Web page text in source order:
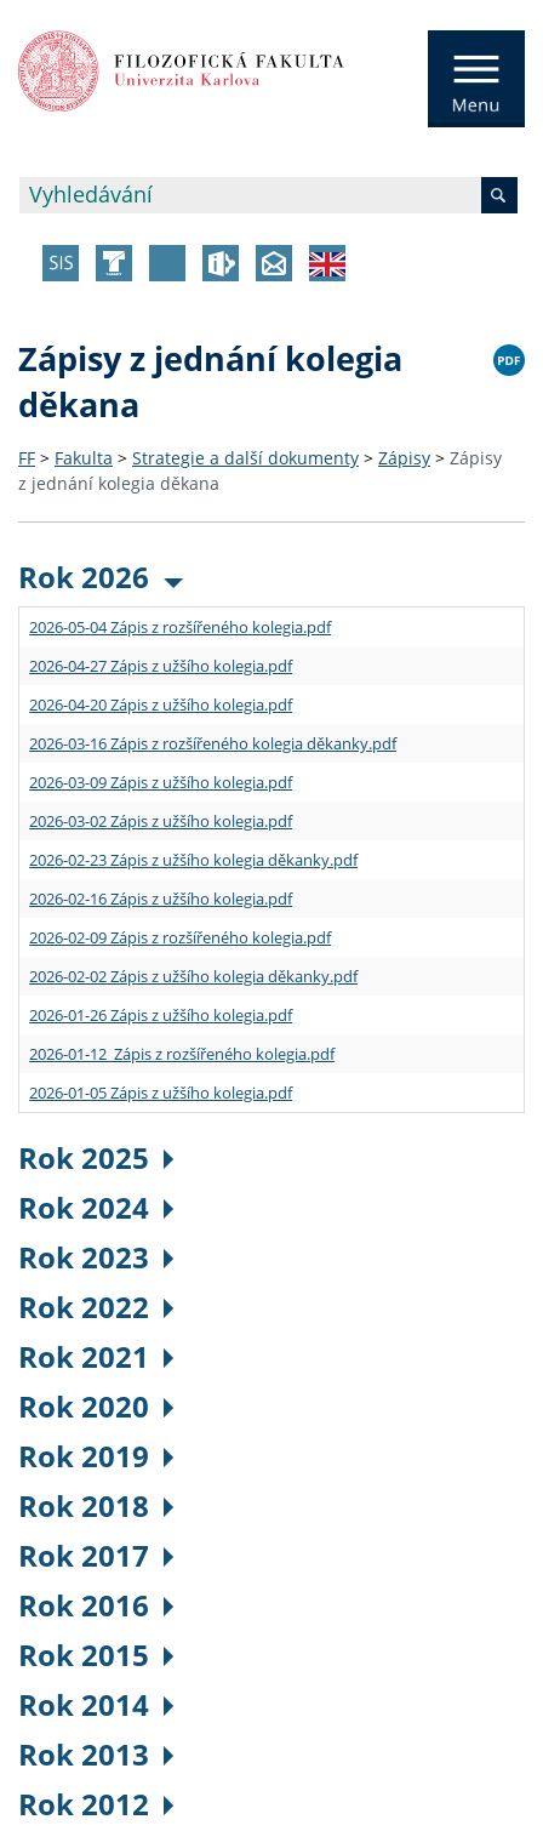
Zápisy z jednání kolegia
děkana
FF > Fakulta > Strategie a další dokumenty > Zápisy > Zápisy
z jednání kolegia děkana
Rok 2026
2026-05-04 Zápis z rozšířeného kolegia.pdf
2026-04-27 Zápis z užšího kolegia.pdf
2026-04-20 Zápis z užšího kolegia.pdf
2026-03-16 Zápis z rozšířeného kolegia děkanky.pdf
2026-03-09 Zápis z užšího kolegia.pdf
2026-03-02 Zápis z užšího kolegia.pdf
2026-02-23 Zápis z užšího kolegia děkanky.pdf
2026-02-16 Zápis z užšího kolegia.pdf
2026-02-09 Zápis z rozšířeného kolegia.pdf
2026-02-02 Zápis z užšího kolegia děkanky.pdf
2026-01-26 Zápis z užšího kolegia.pdf
2026-01-12 Zápis z rozšířeného kolegia.pdf
2026-01-05 Zápis z užšího kolegia.pdf
Rok 2025
Rok 2024
Rok 2023
Rok 2022
Rok 2021
Rok 2020
Rok 2019
Rok 2018
Rok 2017
Rok 2016
Rok 2015
Rok 2014
Rok 2013
Rok 2012